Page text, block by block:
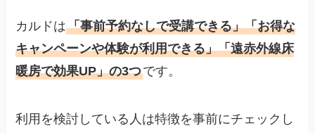
カルドは「事前予約なしで受講できる」「お得な
キャンペーンや体験が利用できる」「遠赤外線床
暖房で効果UP」の3つです。
利用を検討している人は特徴を事前にチェックし